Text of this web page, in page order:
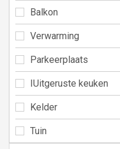
Balkon
Verwarming
Parkeerplaats
IUitgeruste keuken
Kelder
Tuin